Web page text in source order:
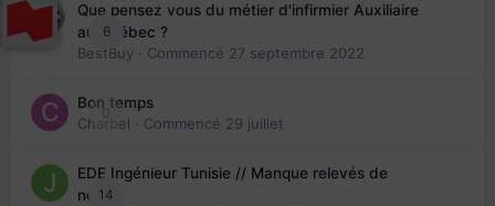
6
Que pensez vous du métier d'infirmier Auxiliaire
au Québec ?
BestBuy · Commencé 27 septembre 2022
0
Bon temps
Charbel · Commencé 29 juillet
14
EDE Ingénieur Tunisie // Manque relevés de
note